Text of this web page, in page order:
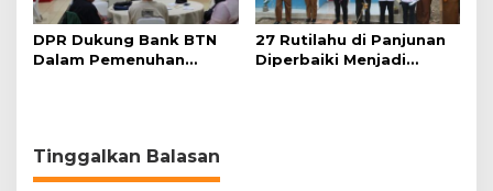
DPR Dukung Bank BTN
Dalam Pemenuhan
27 Rutilahu di Panjunan
Diperbaiki Menjadi
Tinggalkan Balasan